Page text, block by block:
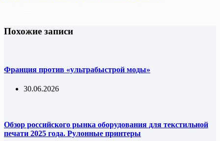
Похожие записи
Франция против «ультрабыстрой моды»
30.06.2026
Обзор российского рынка оборудования для текстильной
печати 2025 года. Рулонные принтеры